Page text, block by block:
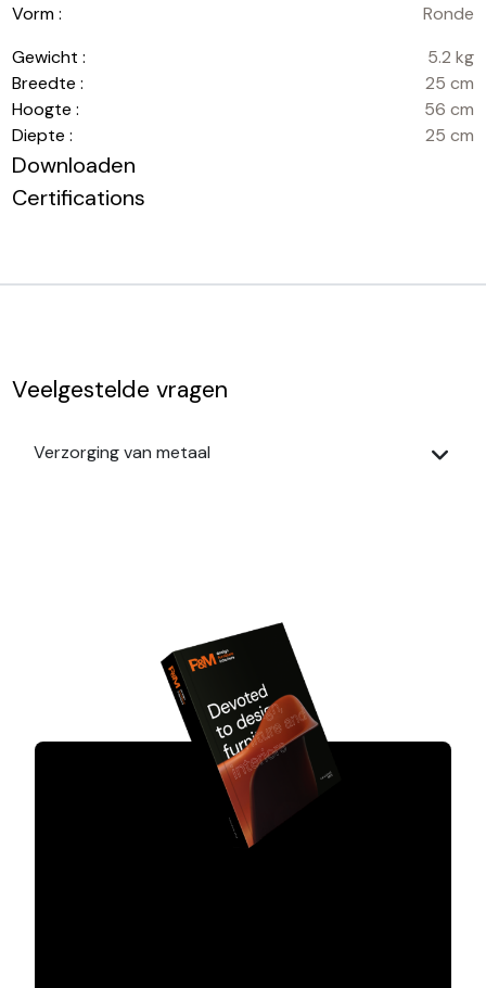
Vorm :
Ronde
Gewicht :
5.2 kg
Breedte :
25 cm
Hoogte :
56 cm
Diepte :
25 cm
Downloaden
Certifications
Veelgestelde vragen
Verzorging van metaal